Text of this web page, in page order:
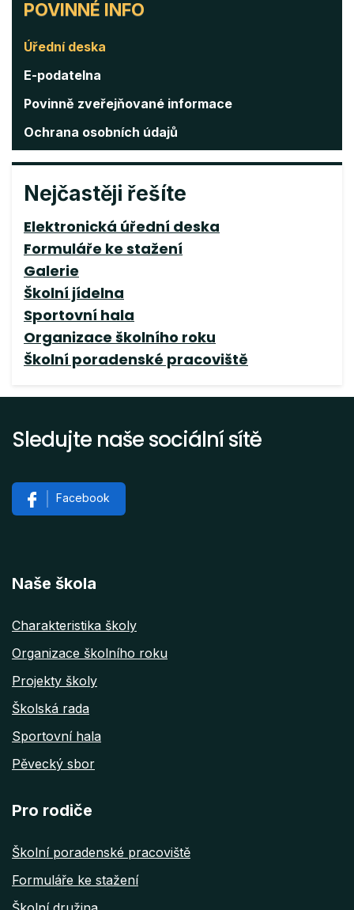
INFO
POVINNÉ INFO
Úřední deska
E-podatelna
Povinně zveřejňované informace
Ochrana osobních údajů
Nejčastěji řešíte
Elektronická úřední deska
Formuláře ke stažení
Galerie
Školní jídelna
Sportovní hala
Organizace školního roku
Školní poradenské pracoviště
Sledujte naše sociální sítě
Facebook
Naše škola
Charakteristika školy
Organizace školního roku
Projekty školy
Školská rada
Sportovní hala
Pěvecký sbor
Pro rodiče
Školní poradenské pracoviště
Formuláře ke stažení